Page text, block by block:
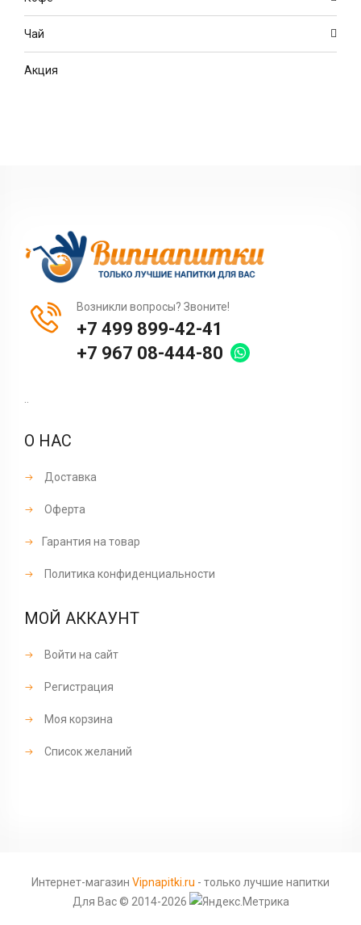
Чай
Акция
Возникли вопросы? Звоните!
+7 499 899-42-41
+7 967 08-444-80
..
О НАС
Доставка
Оферта
Гарантия на товар
Политика конфиденциальности
МОЙ АККАУНТ
Войти на сайт
Регистрация
Моя корзина
Список желаний
Интернет-магазин Vipnapitki.ru - только лучшие напитки
Для Вас © 2014-2026